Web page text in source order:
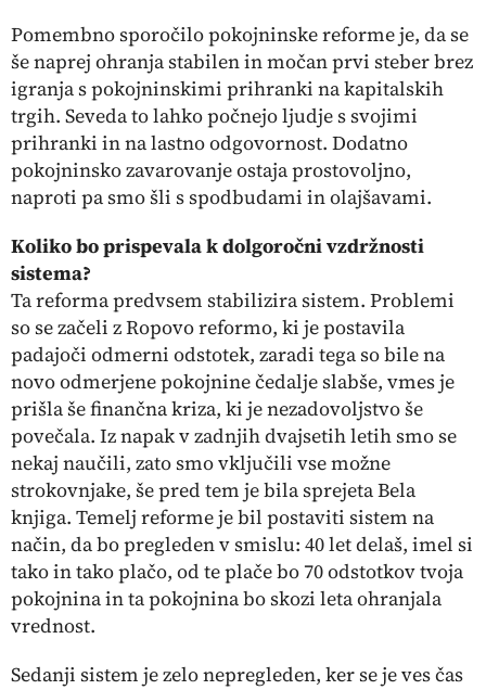
Pomembno sporočilo pokojninske reforme je, da se
še naprej ohranja stabilen in močan prvi steber brez
igranja s pokojninskimi prihranki na kapitalskih
trgih. Seveda to lahko počnejo ljudje s svojimi
prihranki in na lastno odgovornost. Dodatno
pokojninsko zavarovanje ostaja prostovoljno,
naproti pa smo šli s spodbudami in olajšavami.
Koliko bo prispevala k dolgoročni vzdržnosti
sistema?
Ta reforma predvsem stabilizira sistem. Problemi
so se začeli z Ropovo reformo, ki je postavila
padajoči odmerni odstotek, zaradi tega so bile na
novo odmerjene pokojnine čedalje slabše, vmes je
prišla še finančna kriza, ki je nezadovoljstvo še
povečala. Iz napak v zadnjih dvajsetih letih smo se
nekaj naučili, zato smo vključili vse možne
strokovnjake, še pred tem je bila sprejeta Bela
knjiga. Temelj reforme je bil postaviti sistem na
način, da bo pregleden v smislu: 40 let delaš, imel si
tako in tako plačo, od te plače bo 70 odstotkov tvoja
pokojnina in ta pokojnina bo skozi leta ohranjala
vrednost.
Sedanji sistem je zelo nepregleden, ker se je ves čas